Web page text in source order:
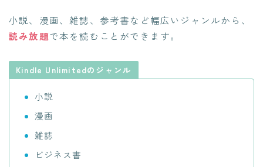
小説、漫画、雑誌、参考書など幅広いジャンルから、
読み放題で本を読むことができます。
Kindle Unlimitedのジャンル
小説
漫画
雑誌
ビジネス書